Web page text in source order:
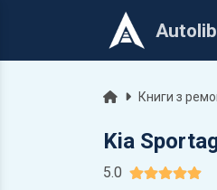
Autolib
ГоловнаКниги з
Kia
5.0